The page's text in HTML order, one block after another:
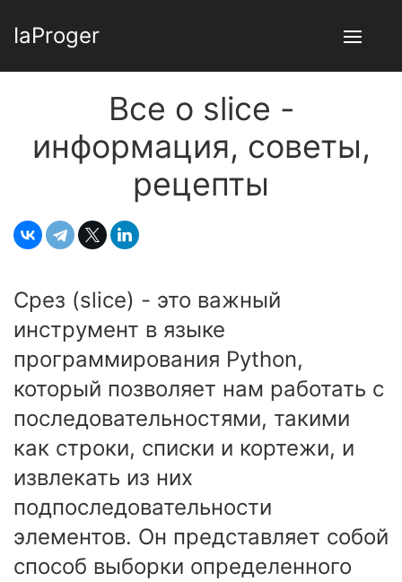
IaProger
Все о slice -
информация, советы,
рецепты
Срез (slice) - это важный
инструмент в языке
программирования Python,
который позволяет нам работать с
последовательностями, такими
как строки, списки и кортежи, и
извлекать из них
подпоследовательности
элементов. Он представляет собой
способ выборки определенного